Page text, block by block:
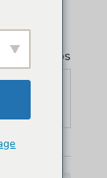
los Eventos